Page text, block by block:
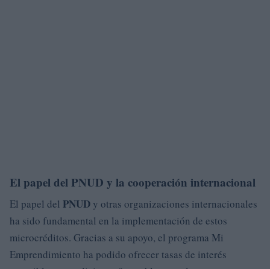
El papel del PNUD y la cooperación internacional
El papel del PNUD y otras organizaciones internacionales
ha sido fundamental en la implementación de estos
microcréditos. Gracias a su apoyo, el programa Mi
Emprendimiento ha podido ofrecer tasas de interés